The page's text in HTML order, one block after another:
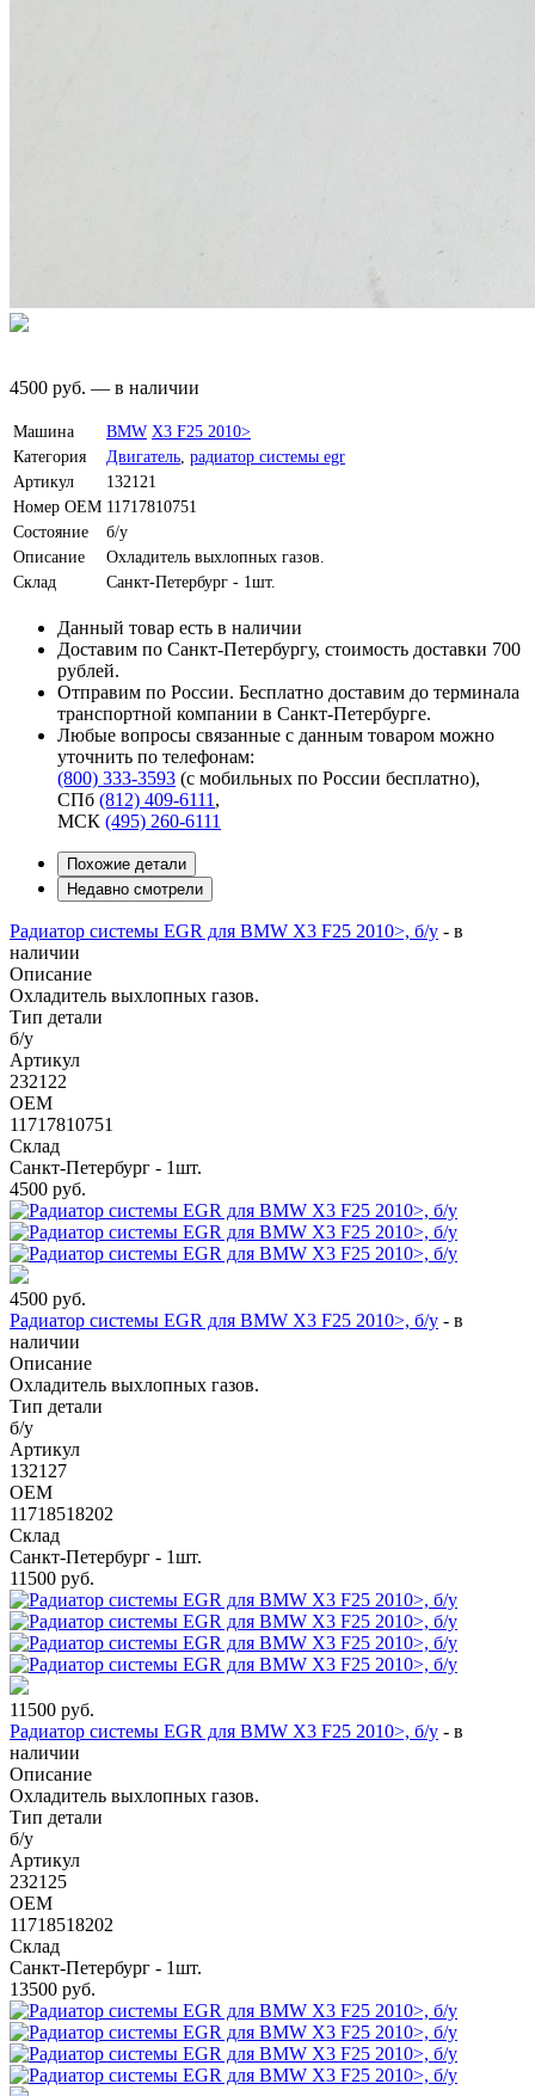
4500 руб. — в наличии
Машина BMW X3 F25 2010>
Категория
Двигатель радиатор системы egr
Артикул
132121
Номер OEM 11717810751
Состояние
б/у
Описание
Охладитель выхлопных газов.
Склад
Санкт-Петербург - 1шт.
Данный товар есть в наличии
Доставим по Санкт-Петербургу, стоимость доставки 700
рублей.
Отправим по России. Бесплатно доставим до терминала
транспортной компании в Санкт-Петербурге.
Любые вопросы связанные с данным товаром можно
уточнить по телефонам:
(800) 333-3593 (с мобильных по России бесплатно),
СПб (812) 409-6111 ,
МСК (495) 260-6111
Похожие детали
Недавно смотрели
Радиатор системы EGR для BMW X3 F25 2010>, б/у - в
наличии
Описание
Охладитель выхлопных газов.
Тип детали
б/у
Артикул
232122
OEM
11717810751
Склад
Санкт-Петербург - 1шт.
4500 руб.
4500 руб.
Радиатор системы EGR для BMW X3 F25 2010>, б/у - в
наличии
Описание
Охладитель выхлопных газов.
Тип детали
б/у
Артикул
132127
OEM
11718518202
Склад
Санкт-Петербург - 1шт.
11500 руб.
11500 руб.
Радиатор системы EGR для BMW X3 F25 2010>, б/у - в
наличии
Описание
Охладитель выхлопных газов.
Тип детали
б/у
Артикул
232125
OEM
11718518202
Склад
Санкт-Петербург - 1шт.
13500 руб.